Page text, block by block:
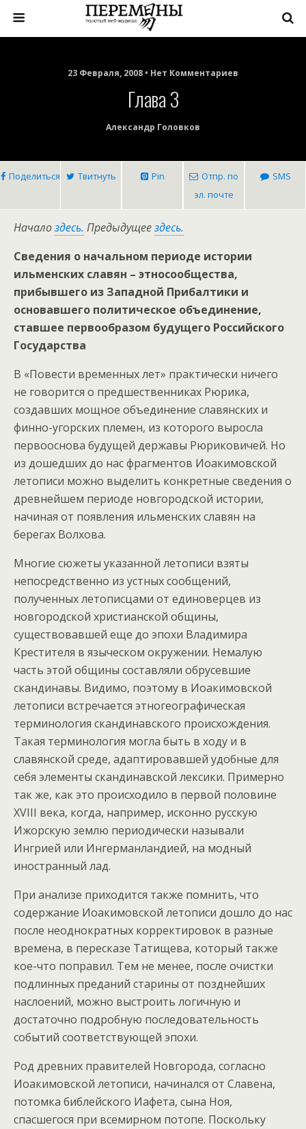
23 Февраля, 2008 • Нет Комментариев
Глава 3
Александр Головков
Поделиться Твитнуть Pin
Отпр. по
эл. почте
SMS
Началоздесь. Предыдущеездесь.
Сведения о начальном периоде истории
ильменских славян – этносообщества,
прибывшего из Западной Прибалтики и
основавшего политическое объединение,
ставшее первообразом будущего Российского
Государства
В «Повести временных лет» практически ничего
не говорится о предшественниках Рюрика,
создавших мощное объединение славянских и
финно-угорских племен, из которого выросла
первооснова будущей державы Рюриковичей. Но
из дошедших до нас фрагментов Иоакимовской
летописи можно выделить конкретные сведения о
древнейшем периоде новгородской истории,
начиная от появления ильменских славян на
берегах Волхова.
Многие сюжеты указанной летописи взяты
непосредственно из устных сообщений,
полученных летописцами от единоверцев из
новгородской христианской общины,
существовавшей еще до эпохи Владимира
Крестителя в языческом окружении. Немалую
часть этой общины составляли обрусевшие
скандинавы. Видимо, поэтому в Иоакимовской
летописи встречается этногеографическая
терминология скандинавского происхождения.
Такая терминология могла быть в ходу и в
славянской среде, адаптировавшей удобные для
себя элементы скандинавской лексики. Примерно
так же, как это происходило в первой половине
XVIII века, когда, например, исконно русскую
Ижорскую землю периодически называли
Ингрией или Ингерманландией, на модный
иностранный лад.
При анализе приходится также помнить, что
содержание Иоакимовской летописи дошло до нас
после неоднократных корректировок в разные
времена, в пересказе Татищева, который также
кое-что поправил. Тем не менее, после очистки
подлинных преданий старины от позднейших
наслоений, можно выстроить логичную и
достаточно подробную последовательность
событий соответствующей эпохи.
Род древних правителей Новгорода, согласно
Иоакимовской летописи, начинался от Славена,
потомка библейского Иафета, сына Ноя,
спасшегося при всемирном потопе. Поскольку